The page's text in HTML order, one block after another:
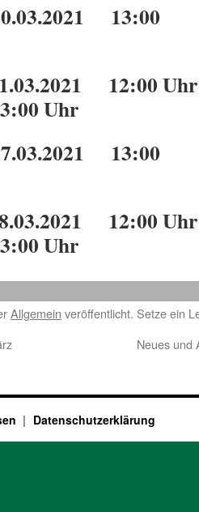
13:00
Uhr
13:00
Uhr
Allgemein veröffentlicht. Setze ein
Neues und
Datenschutzerklärung